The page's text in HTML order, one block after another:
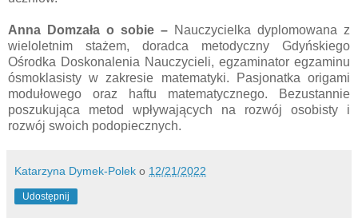
Anna Domzała o sobie – Nauczycielka dyplomowana z
wieloletnim stażem, doradca metodyczny Gdyńskiego
Ośrodka Doskonalenia Nauczycieli, egzaminator egzaminu
ósmoklasisty w zakresie matematyki. Pasjonatka origami
modułowego oraz haftu matematycznego. Bezustannie
poszukująca metod wpływających na rozwój osobisty i
rozwój swoich podopiecznych.
Katarzyna Dymek-Polek o 12/21/2022
Udostępnij